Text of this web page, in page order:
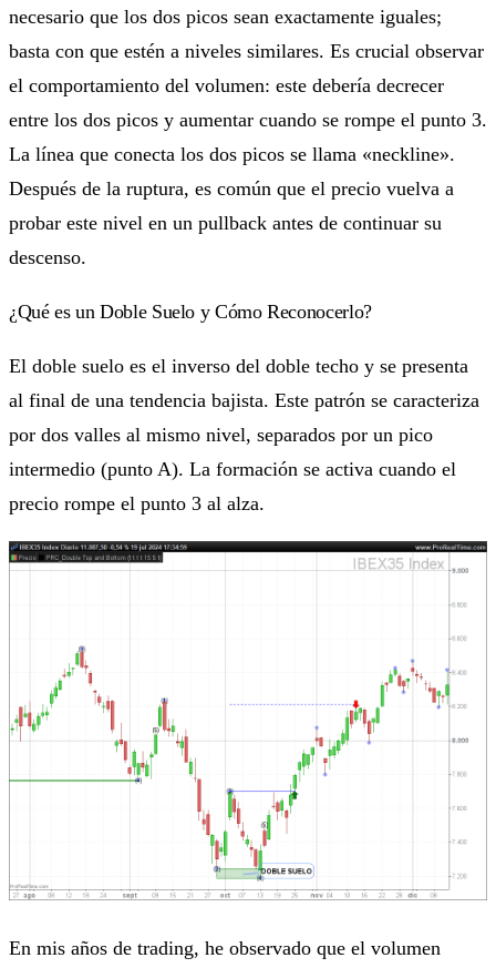
necesario que los dos picos sean exactamente iguales;
basta con que estén a niveles similares. Es crucial observar
el comportamiento del volumen: este debería decrecer
entre los dos picos y aumentar cuando se rompe el punto 3.
La línea que conecta los dos picos se llama «neckline».
Después de la ruptura, es común que el precio vuelva a
probar este nivel en un pullback antes de continuar su
descenso.
¿Qué es un Doble Suelo y Cómo Reconocerlo?
El doble suelo es el inverso del doble techo y se presenta
al final de una tendencia bajista. Este patrón se caracteriza
por dos valles al mismo nivel, separados por un pico
intermedio (punto A). La formación se activa cuando el
precio rompe el punto 3 al alza.
En mis años de trading, he observado que el volumen